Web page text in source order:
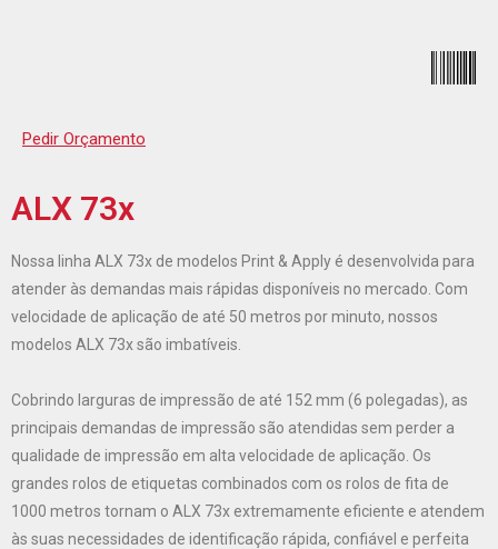
Pedir Orçamento
ALX 73x
Nossa linha ALX 73x de modelos Print & Apply é desenvolvida para
atender às demandas mais rápidas disponíveis no mercado. Com
velocidade de aplicação de até 50 metros por minuto, nossos
modelos ALX 73x são imbatíveis.
Cobrindo larguras de impressão de até 152 mm (6 polegadas), as
principais demandas de impressão são atendidas sem perder a
qualidade de impressão em alta velocidade de aplicação. Os
grandes rolos de etiquetas combinados com os rolos de fita de
1000 metros tornam o ALX 73x extremamente eficiente e atendem
às suas necessidades de identificação rápida, confiável e perfeita